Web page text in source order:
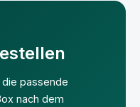
die passende
nach dem